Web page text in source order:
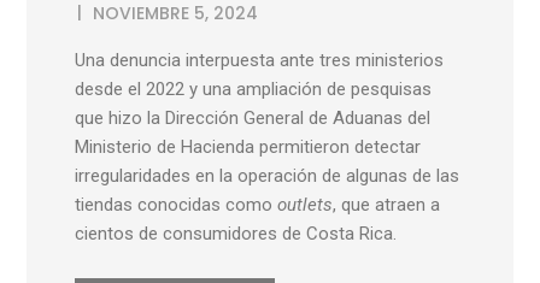
NOVIEMBRE 5, 2024
Una denuncia interpuesta ante tres ministerios
desde el 2022 y una ampliación de pesquisas
que hizo la Dirección General de Aduanas del
Ministerio de Hacienda permitieron detectar
irregularidades en la operación de algunas de las
tiendas conocidas como outlets, que atraen a
cientos de consumidores de Costa Rica.